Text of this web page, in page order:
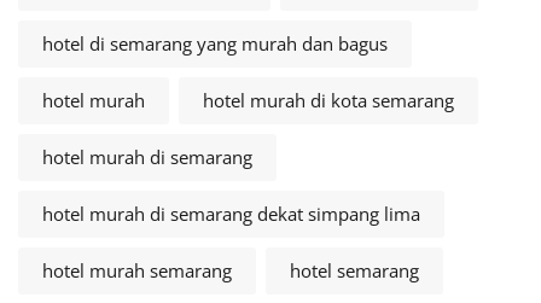
hotel di semarang yang murah dan bagus
hotel murah hotel murah di kota semarang
hotel murah di semarang
hotel murah di semarang dekat simpang lima
hotel murah semarang hotel semarang